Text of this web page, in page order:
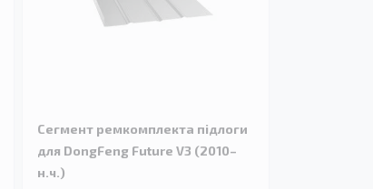
Сегмент ремкомплекта підлоги
для DongFeng Future V3 (2010–
н.ч.)